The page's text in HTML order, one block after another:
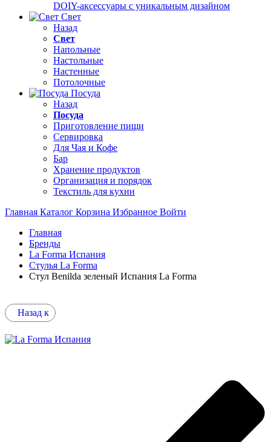
DOIY-аксессуары с уникальным дизайном
Свет
Назад
Свет
Напольные
Настольные
Настенные
Потолочные
Посуда
Назад
Посуда
Приготовление пищи
Сервировка
Для Чая и Кофе
Бар
Хранение продуктов
Организация и порядок
Текстиль для кухни
Главная Каталог Корзина Избранное Войти
Главная
Бренды
La Forma Испания
Стулья La Forma
Стул Benilda зеленый Испания La Forma
Назад к